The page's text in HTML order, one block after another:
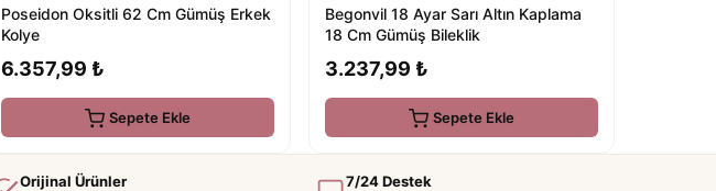
Poseidon Oksitli 62 Cm Gümüş Erkek
Kolye
6.357,99 ₺
Sepete Ekle
Begonvil 18 Ayar Sarı Altın Kaplama
18 Cm Gümüş Bileklik
3.237,99 ₺
Sepete Ekle
Orijinal Ürünler 7/24 Destek